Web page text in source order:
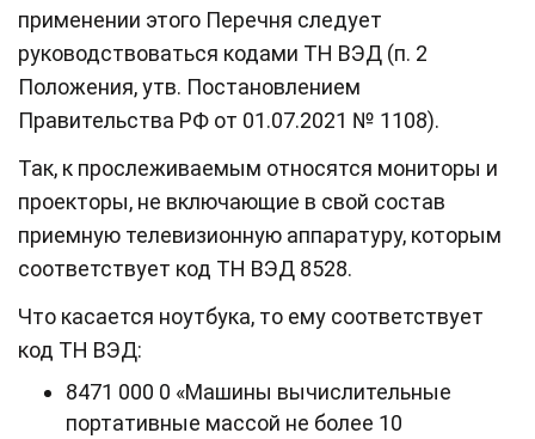
применении этого Перечня следует
руководствоваться кодами ТН ВЭД (п. 2
Положения, утв. Постановлением
Правительства РФ от 01.07.2021 № 1108).
Так, к прослеживаемым относятся мониторы и
проекторы, не включающие в свой состав
приемную телевизионную аппаратуру, которым
соответствует код ТН ВЭД 8528.
Что касается ноутбука, то ему соответствует
код ТН ВЭД:
8471 000 0 «Машины вычислительные
портативные массой не более 10